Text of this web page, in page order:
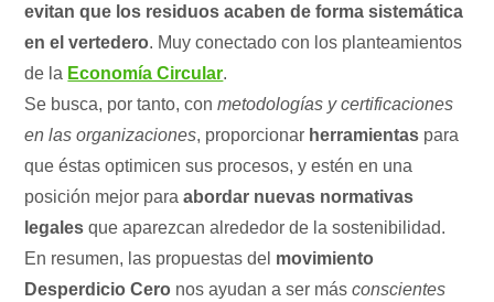
evitan que los residuos acaben de forma sistemática
en el vertedero. Muy conectado con los planteamientos
de la Economía Circular.
Se busca, por tanto, conmetodologías y certificaciones
en las organizaciones, proporcionar herramientas para
que éstas optimicen sus procesos, y estén en una
posición mejor paraabordar nuevas normativas
legales que aparezcan alrededor de la sostenibilidad.
En resumen, las propuestas del movimiento
Desperdicio Cero nos ayudan a ser másconscientes